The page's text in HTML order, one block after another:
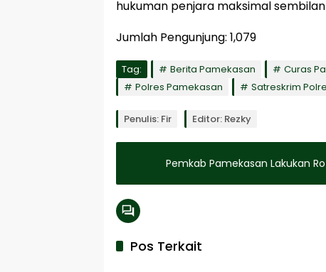
hukuman penjara maksimal
Jumlah Pengunjung: 1,079
Tag: Berita Pamekasan Curas
Polres Pamekasan
Satreskrim
Penulis: Fir Editor: Rezky
Pemkab Pamekasan Lakukan
Pos Terkait